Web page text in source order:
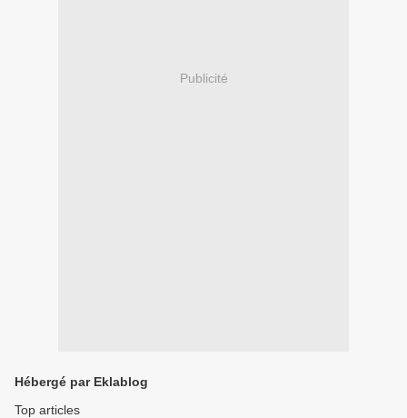
Publicité
Hébergé par Eklablog
Top articles